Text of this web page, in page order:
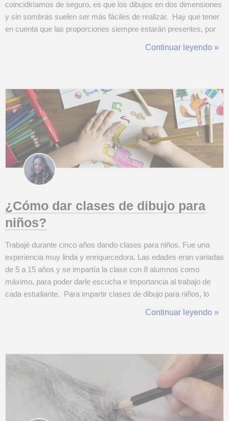
coincidiríamos de seguro, es que los dibujos en dos dimensiones
y sin sombras suelen ser más fáciles de realizar. Hay que tener
en cuenta que las proporciones siempre estarán presentes, por
necesario tomar proporción de la cabeza y trasladarla al
Continuar leyendo »
¿Cómo dar clases de dibujo para
niños?
Trabajé durante cinco años dando clases para niños. Fue una
experiencia muy linda y enriquecedora. Las edades eran variadas
de 5 a 15 años y se impartía la clase con 8 alumnos como
máximo, para poder darle escucha e importancia al trabajo de
cada estudiante. Para impartir clases de dibujo para niños, lo
ve, si practica algún deporte, cómo es su grupo de amigos, a qué
Continuar leyendo »